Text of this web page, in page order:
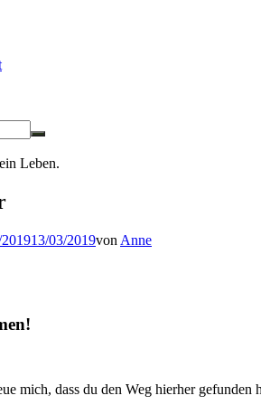
Leben.
13/03/2019von Anne
mich, dass du den Weg hierher gefunden